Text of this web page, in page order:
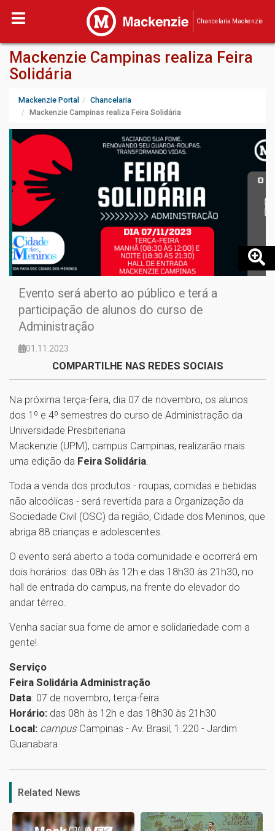
Chancelaria Mackenzie
Mackenzie Campinas realiza Feira
Solidária
Mackenzie Portal
Chancelaria
Mackenzie Campinas realiza Feira Solidária
Evento será aberto ao público e terá a
participação de alunos do curso de
Administração
01.11.2023
COMPARTILHE NAS REDES SOCIAIS
Na próxima terça-feira, dia 07 de novembro, os alunos
dos 1º e 4º semestres do curso de Administração da
Universidade Presbiteriana
Mackenzie (UPM), campus Campinas, realizarão mais
uma edição da Feira Solidária
Toda a venda dos produtos - roupas, comidas e bebidas
não alcoólicas - será revertida para a Organização da
Sociedade Civil (OSC) da região, Cidade dos Meninos, que
abriga 88 crianças e adolescentes.
O evento será aberto a toda comunidade e ocorrerá em
dois horários: das 08h às 12h e das 18h30 às 21h30, no
hall de entrada do campus, na frente do elevador do
andar térreo.
Venha saciar sua fome de amor e solidariedade com a
gente!
Serviço
Feira Solidária Administração
Data: 07 de novembro, terça-feira
Horário: das 08h às 12h e das 18h30 às 21h30
Local: campus Campinas - Av. Brasil, 1.220 - Jardim
Guanabara
Related News